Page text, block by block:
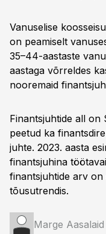
Vanuselise
on peamiselt
35–44-aastaste
aastaga võrreldes
nooremaid
Finantsjuhtide all on
peetud ka
juhte. 2023. aasta
finantsjuhina
finantsjuhtide arv
tõusutrendis.
Marge Aasalaid